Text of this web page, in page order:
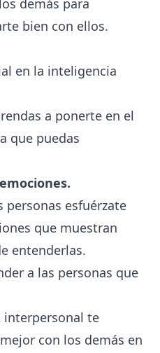
demás para
bien con ellos.
en la inteligencia
a ponerte en el
que puedas
personas esfuérzate
que muestran
entenderlas.
a las personas que
interpersonal te
con los demás en